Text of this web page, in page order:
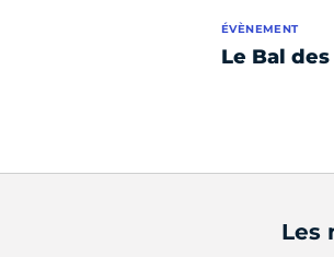
Le Bal
ÉVÈNEMENT
Les